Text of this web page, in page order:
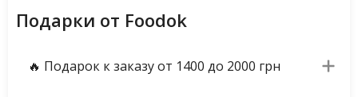
Подарки от Foodok
🔥 Подарок к заказу от 1400 до 2000 грн